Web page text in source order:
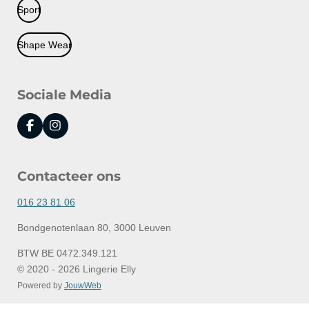
Sport
Shape Wear
Sociale Media
F
a
b
o
k
I
n
a
r
a
Contacteer ons
016 23 81 06
Bondgenotenlaan 80, 3000 Leuven
BTW BE 0472.349.121
© 2020 - 2026 Lingerie Elly
Powered by JouwWeb